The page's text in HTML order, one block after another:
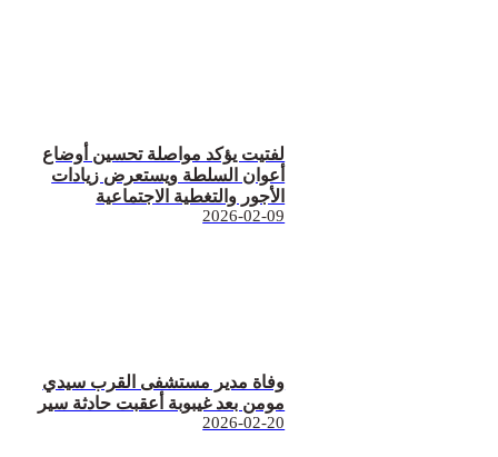
لفتيت يؤكد مواصلة تحسين أوضاع
أعوان السلطة ويستعرض زيادات
الأجور والتغطية الاجتماعية
2026-02-09
وفاة مدير مستشفى القرب سيدي
مومن بعد غيبوبة أعقبت حادثة سير
2026-02-20